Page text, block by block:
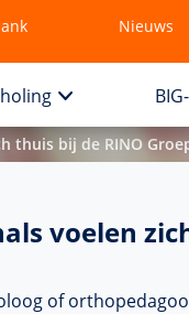
Nieuws
thuis bij de RINO
voelen
of